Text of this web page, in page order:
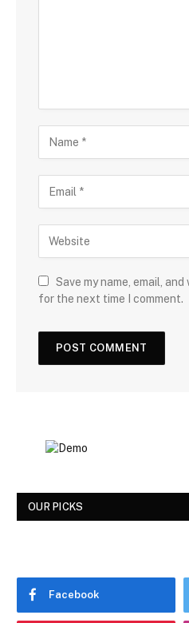
Save my name, email,
for the next time I comment.
OUR PICKS
Facebook